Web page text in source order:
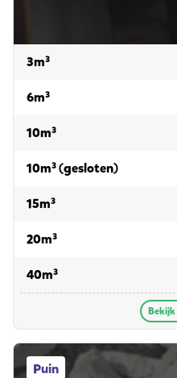
3m³voor grofvuil
6m³voor grofvuil
10m³voor grofvuil
10m³ (gesloten)voor
15m³voor grofvuil
20m³voor grofvuil
40m³voor grofvuil
Puin
Puin afvalcontainers